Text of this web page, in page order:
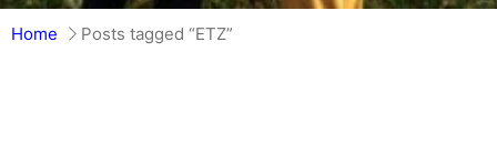
Home Posts tagged “ETZ”